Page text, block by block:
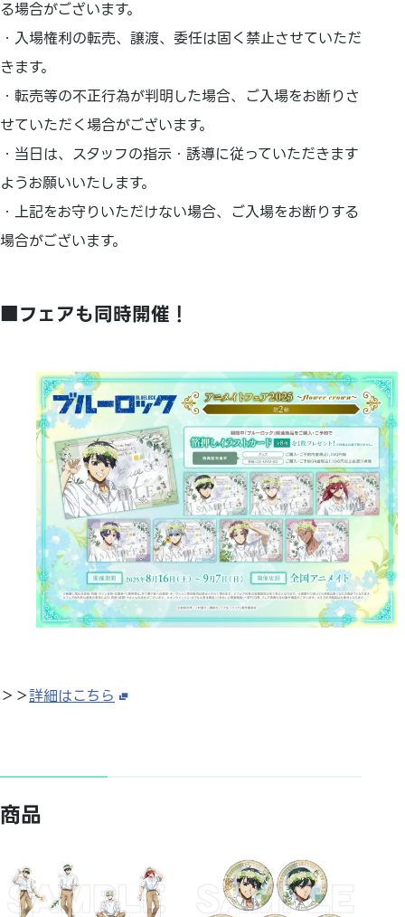
る場合がございます。
・入場権利の転売、譲渡、委任は固く禁止させていただ
きます。
・転売等の不正行為が判明した場合、ご入場をお断りさ
せていただく場合がございます。
・当日は、スタッフの指示・誘導に従っていただきます
ようお願いいたします。
・上記をお守りいただけない場合、ご入場をお断りする
場合がございます。
■フェアも同時開催！
＞＞詳細はこちら
商品